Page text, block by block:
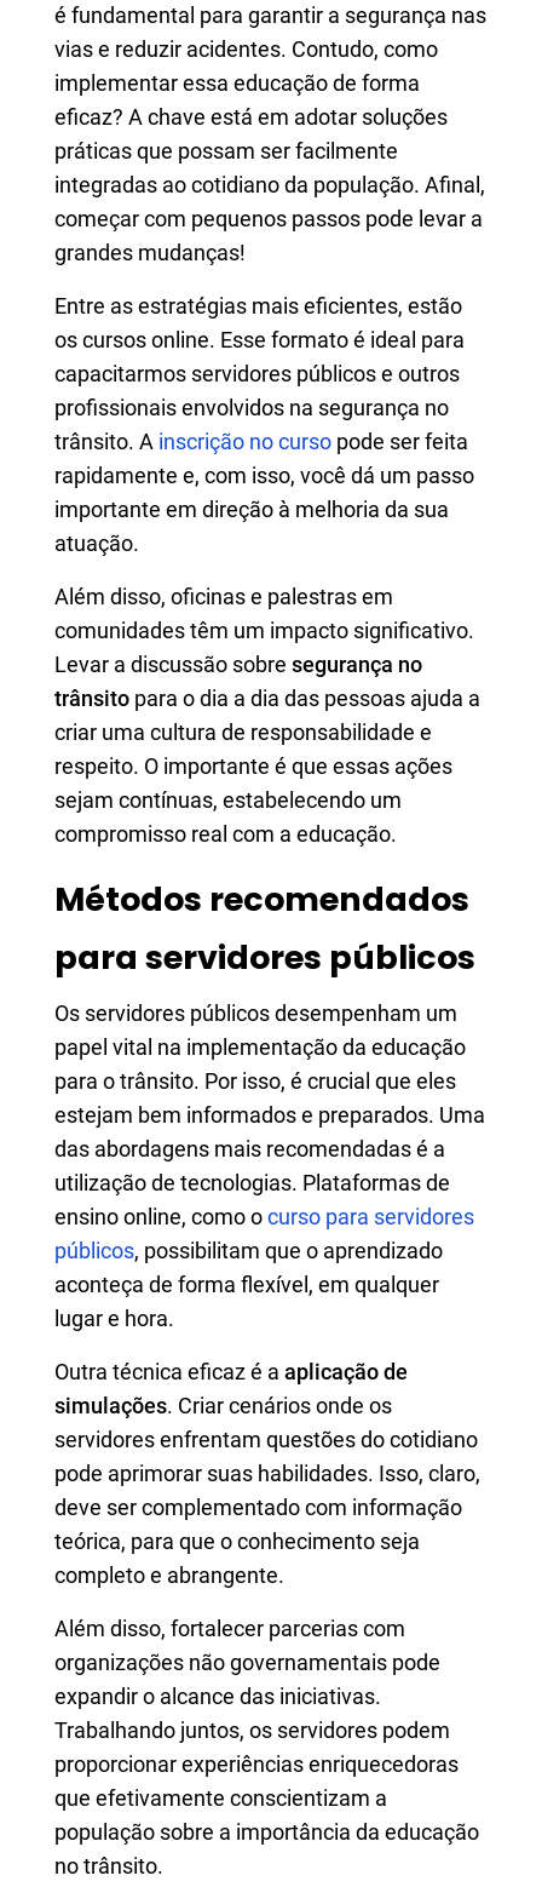
é fundamental para garantir a segurança nas
vias e reduzir acidentes. Contudo, como
implementar essa educação de forma
eficaz? A chave está em adotar soluções
práticas que possam ser facilmente
integradas ao cotidiano da população. Afinal,
começar com pequenos passos pode levar a
grandes mudanças!
Entre as estratégias mais eficientes, estão
os cursos online. Esse formato é ideal para
capacitarmos servidores públicos e outros
profissionais envolvidos na segurança no
trânsito. A inscrição no curso pode ser feita
rapidamente e, com isso, você dá um passo
importante em direção à melhoria da sua
atuação.
Além disso, oficinas e palestras em
comunidades têm um impacto significativo.
Levar a discussão sobre segurança no
trânsito para o dia a dia das pessoas ajuda a
criar uma cultura de responsabilidade e
respeito. O importante é que essas ações
sejam contínuas, estabelecendo um
compromisso real com a educação.
Métodos recomendados
para servidores públicos
Os servidores públicos desempenham um
papel vital na implementação da educação
para o trânsito. Por isso, é crucial que eles
estejam bem informados e preparados. Uma
das abordagens mais recomendadas é a
utilização de tecnologias. Plataformas de
ensino online, como ocurso para servidores
públicos, possibilitam que o aprendizado
aconteça de forma flexível, em qualquer
lugar e hora.
Outra técnica eficaz é a aplicação de
simulações. Criar cenários onde os
servidores enfrentam questões do cotidiano
pode aprimorar suas habilidades. Isso, claro,
deve ser complementado com informação
teórica, para que o conhecimento seja
completo e abrangente.
Além disso, fortalecer parcerias com
organizações não governamentais pode
expandir o alcance das iniciativas.
Trabalhando juntos, os servidores podem
proporcionar experiências enriquecedoras
que efetivamente conscientizam a
população sobre a importância da educação
no trânsito.